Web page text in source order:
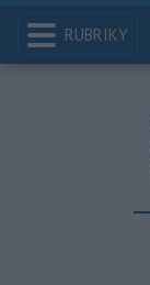
RUBRIKY